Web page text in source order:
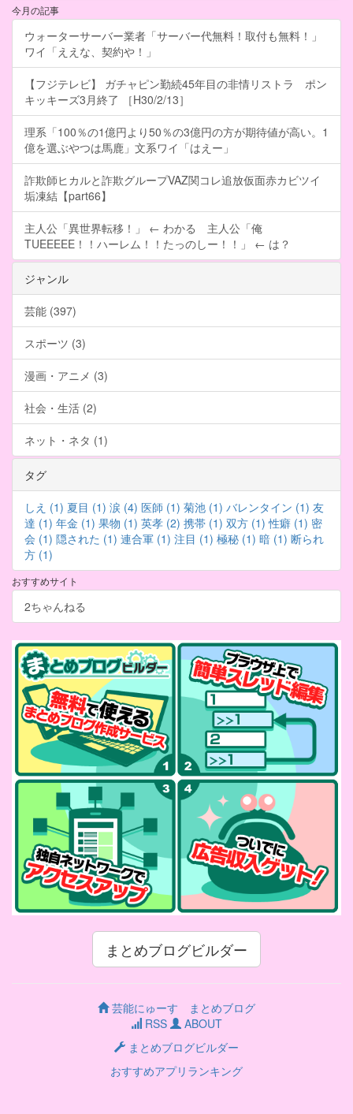
今月の記事
ウォーターサーバー業者「サーバー代無料！取付も無料！」
ワイ「ええな、契約や！」
【フジテレビ】 ガチャピン勤続45年目の非情リストラ ポン
キッキーズ3月終了 ［H30/2/13］
理系「100％の1億円より50％の3億円の方が期待値が高い。1
億を選ぶやつは馬鹿」文系ワイ「はえー」
詐欺師ヒカルと詐欺グループVAZ関コレ追放仮面赤カビツイ
垢凍結【part66】
主人公「異世界転移！」 ← わかる 主人公「俺
TUEEEEE！！ハーレム！！たっのしー！！」 ← は？
ジャンル
芸能 (397)
スポーツ (3)
漫画・アニメ (3)
社会・生活 (2)
ネット・ネタ (1)
タグ
しえ (1) 夏目 (1) 涙 (4) 医師 (1) 菊池 (1) バレンタイン (1) 友
達 (1) 年金 (1) 果物 (1) 英孝 (2) 携帯 (1) 双方 (1) 性癖 (1) 密
会 (1) 隠された (1) 連合軍 (1) 注目 (1) 極秘 (1) 暗 (1) 断られ
方 (1)
おすすめサイト
2ちゃんねる
まとめブログビルダー
芸能にゅーす まとめブログ
RSS
ABOUT
まとめブログビルダー
おすすめアプリランキング